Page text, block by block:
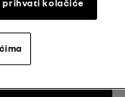
prihvati kolačiće